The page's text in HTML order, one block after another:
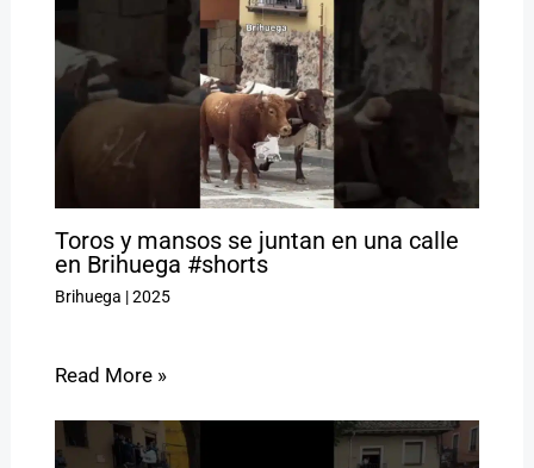
Toros y mansos se juntan en una calle
en Brihuega #shorts
Brihuega |2025
Read More »